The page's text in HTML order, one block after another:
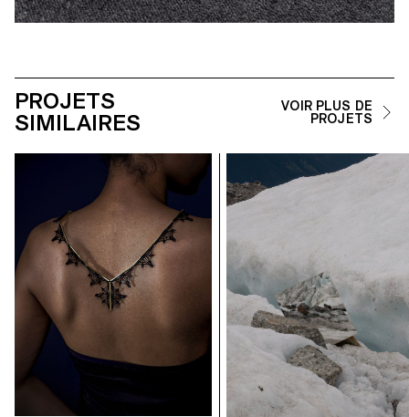
PROJETS
SIMILAIRES
VOIR PLUS DE
PROJETS